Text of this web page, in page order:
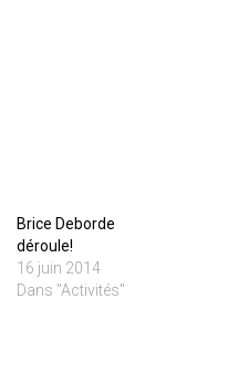
Brice Deborde
déroule!
16 juin 2014
Dans "Activités"